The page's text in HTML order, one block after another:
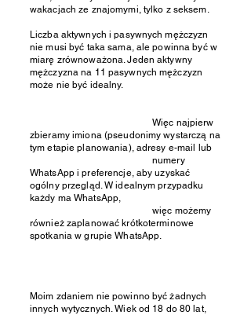
wakacjach ze znajomymi, tylko z seksem.
Liczba aktywnych i pasywnych mężczyzn
nie musi być taka sama, ale powinna być w
miarę zrównoważona. Jeden aktywny
mężczyzna na 11 pasywnych mężczyzn
może nie być idealny.
Więc najpierw
zbieramy imiona (pseudonimy wystarczą na
tym etapie planowania), adresy e-mail lub
numery
WhatsApp i preferencje, aby uzyskać
ogólny przegląd. W idealnym przypadku
każdy ma WhatsApp,
więc możemy
również zaplanować krótkoterminowe
spotkania w grupie WhatsApp.
Moim zdaniem nie powinno być żadnych
innych wytycznych. Wiek od 18 do 80 lat,